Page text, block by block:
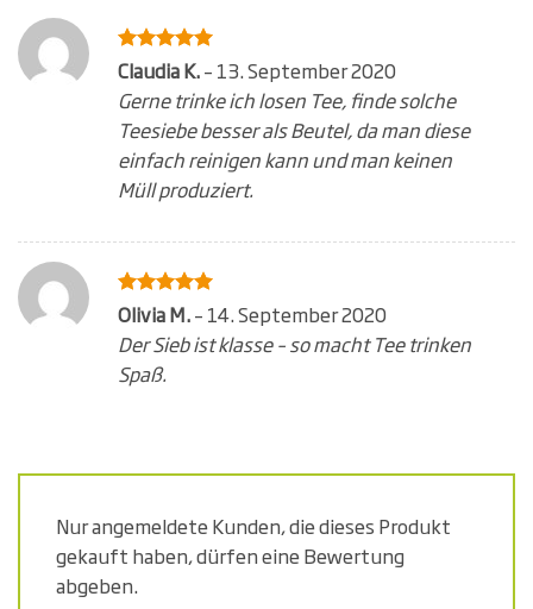
Bewertet
mit5von
5
Claudia K.– 13. September 2020
Gerne trinke ich losen Tee, finde solche
Teesiebe besser als Beutel, da man diese
einfach reinigen kann und man keinen
Müll produziert.
Bewertet
mit 5von
5
Olivia M.– 14. September 2020
Der Sieb ist klasse – so macht Tee trinken
Spaß.
Nur angemeldete Kunden, die dieses Produkt
gekauft haben, dürfen eine Bewertung
abgeben.